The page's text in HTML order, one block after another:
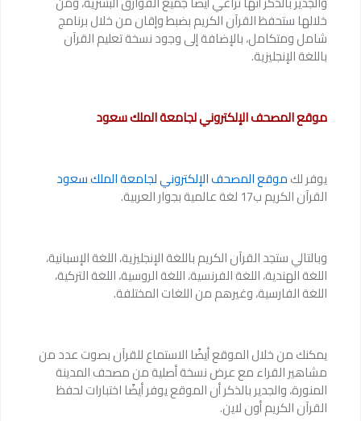
خلالها ستحفظ القرآن الكريم بضبط وإقان من خلال برنامج
شامل ومتكامل، بالإضافة إلى وجود نسخة تعليم القرآن
باللغة الإنجليزية.
موقع المصحف الإلكتروني لجامعة الملك سعود
يوفر لكموقع المصحف الإلكتروني لجامعة الملك سعود
القرآن الكريم ب17 لغة عالمية بجوار العربية.
وبالتالي ستجد القرآن الكريم باللغة الإنجليزية، اللغة الإسبانية،
اللغة الهندية، اللغة الفرنسية، اللغة الروسية، اللغة التركية،
اللغة الفارسية، وغيرهم من اللغات المختلفة.
يمكنك من خلال الموقع أيضًا الاستماع للقرآن بصوت عدد من
مشاهير القراء مع عرض نسخة أصلية من مصحف المدينة
المنورة، والجدير بالذكر أن الموقع يوفر أيضًا اختبارات لحفظ
القرآن الكريم أون لاين.